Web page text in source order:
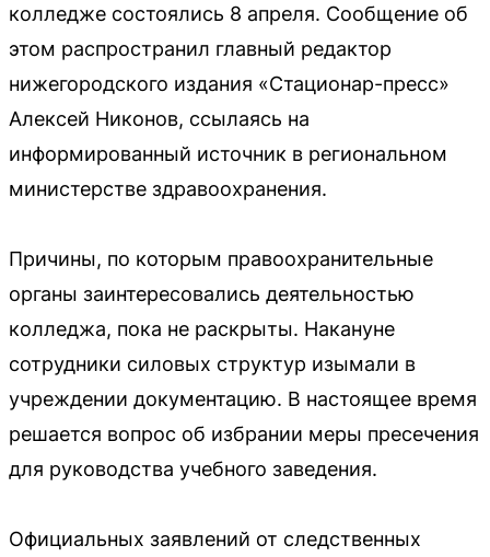
колледже состоялись 8 апреля. Сообщение об
этом распространил главный редактор
нижегородского издания «Стационар-пресс»
Алексей Никонов, ссылаясь на
информированный источник в региональном
министерстве здравоохранения.
Причины, по которым правоохранительные
органы заинтересовались деятельностью
колледжа, пока не раскрыты. Накануне
сотрудники силовых структур изымали в
учреждении документацию. В настоящее время
решается вопрос об избрании меры пресечения
для руководства учебного заведения.
Официальных заявлений от следственных